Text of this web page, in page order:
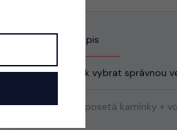
Popis
Jak vybrat správnou
Mikina posetá kamínky +